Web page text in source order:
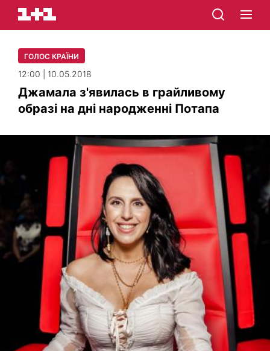
ГОЛОС КРАЇНИ
12:00 | 10.05.2018
Джамала з'явилась в грайливому
образі на дні народженні Потапа